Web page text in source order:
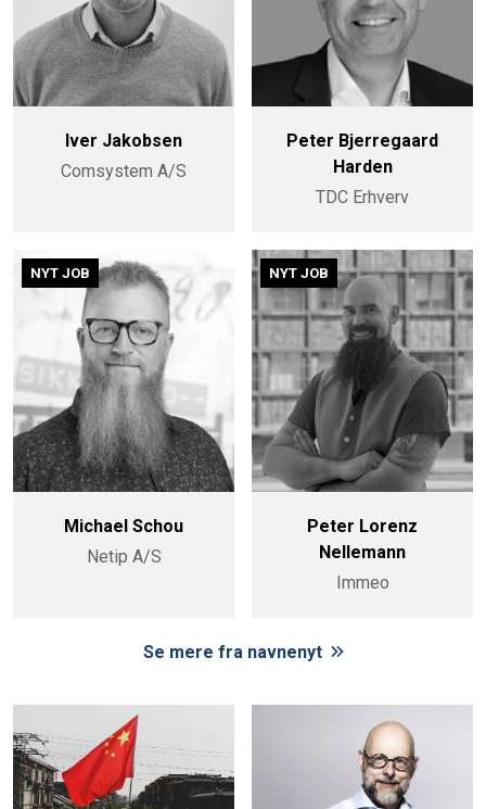
Iver Jakobsen
Comsystem A/S
Peter Bjerregaard
Harden
TDC Erhverv
NYT JOB
Michael Schou
Netip A/S
NYT JOB
Peter Lorenz
Nellemann
Immeo
Se mere fra navnenyt